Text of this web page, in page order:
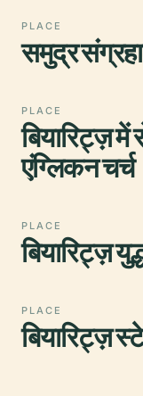
PLACE
समुद्र
PLACE
बियारिट्ज़ में
एंग्लिकन चर्च
PLACE
बियारिट्ज़
PLACE
बियारिट्ज़